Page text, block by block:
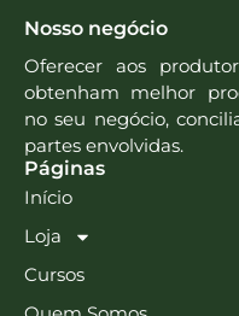
Nosso negócio
Oferecer aos
obtenham melhor
no seu negócio,
partes envolvidas.
Páginas
Início
Loja
Cursos